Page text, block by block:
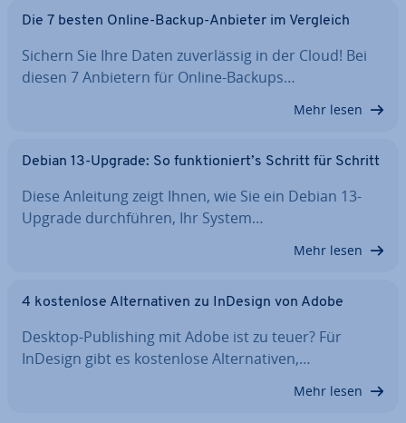
Die 7 besten Online-Backup-Anbieter im Vergleich
Sichern Sie Ihre Daten zu­ver­läs­sig in der Cloud! Bei
diesen 7 Anbietern für Online-Backups…
Mehr lesen
Debian 13-Upgrade: So funk­tio­niert’s Schritt für Schritt
Diese Anleitung zeigt Ihnen, wie Sie ein Debian 13-
Upgrade durch­füh­ren, Ihr System…
Mehr lesen
4 kos­ten­lo­se Al­ter­na­ti­ven zu InDesign von Adobe
Desktop-Pu­bli­shing mit Adobe ist zu teuer? Für
InDesign gibt es kos­ten­lo­se Al­ter­na­ti­ven,…
Mehr lesen